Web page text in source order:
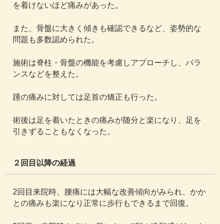
を着けないほど痛みがあった。
また、骨盤に大きく傾きも確認できるなど、姿勢的な
問題も多数認められた。
施術は脊柱・骨盤の機能を考慮しアプローチし、バラ
ンスなどを整えた。
踵の痛みに対しては足首の矯正も行った。
術後は足を着いたときの痛みが随分と楽になり、足を
引きずることもなくなった。
２回目以降の経過
2回目来院時、腰痛には大幅な改善傾向がみられ、かか
との痛みも楽になり正常に歩行もできるまで回復。